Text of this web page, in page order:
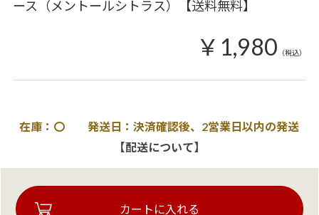
ース（メントールシトラス）【送料無料】
￥1,980 （税込）
在庫：〇 発送日：決済確認後、2営業日以内の発送
【配送について】